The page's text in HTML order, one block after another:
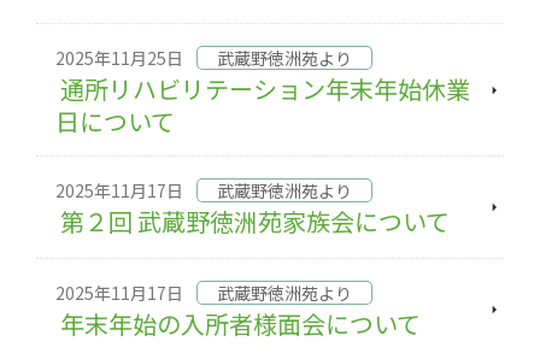
通所リハビリテーション年末年始休業
日について
2025年11月25日 武蔵野徳洲苑より
第２回 武蔵野徳洲苑家族会について
2025年11月17日 武蔵野徳洲苑より
年末年始の入所者様面会について
2025年11月17日 武蔵野徳洲苑より